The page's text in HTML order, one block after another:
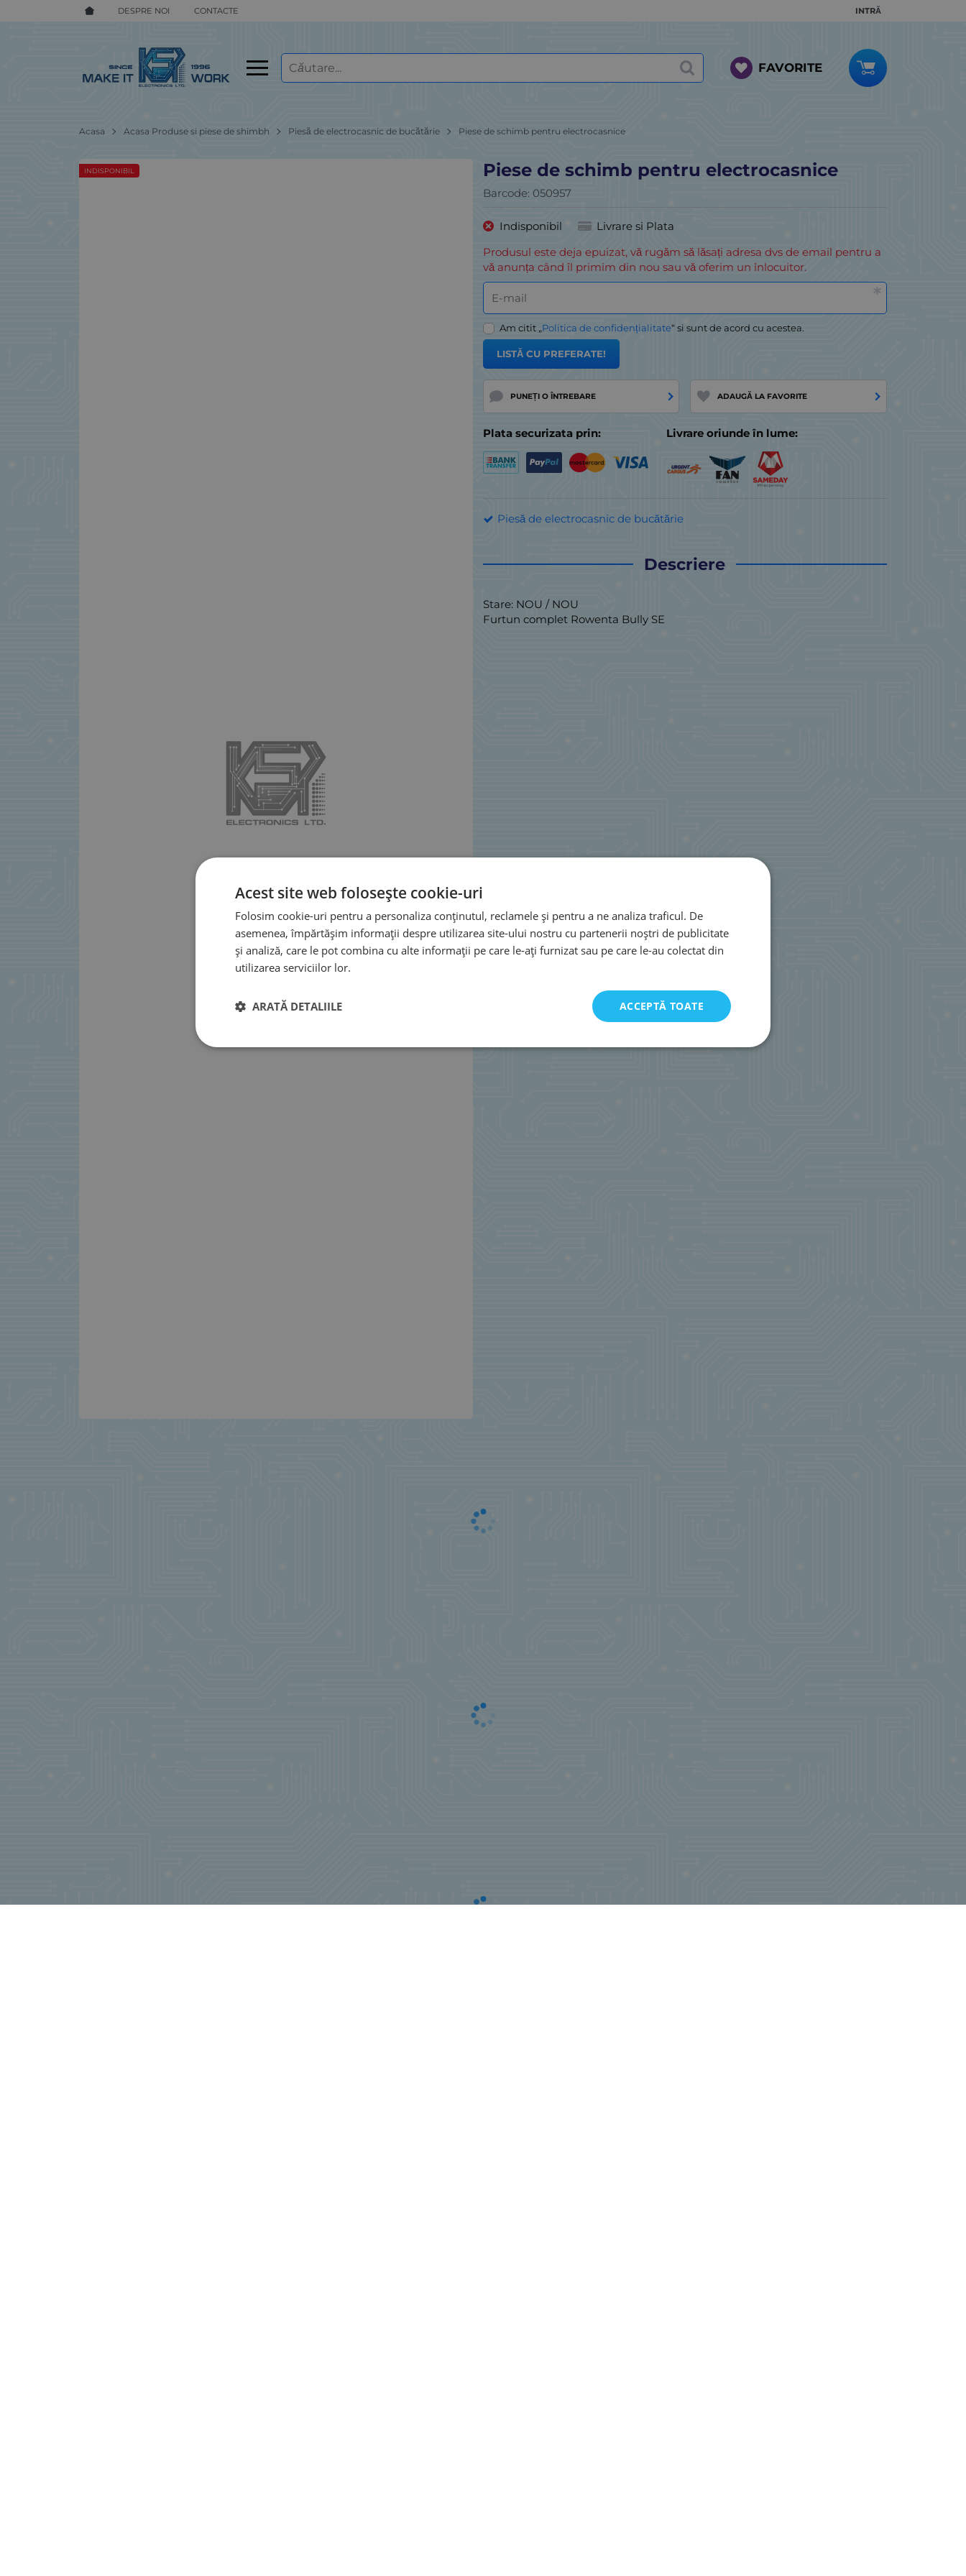
DESPRE NOI CONTACTE INTRĂ
FAVORITE
Acasa Acasa Produse si piese de shimbh Piesă de electrocasnic de bucătărie Piese de schimb pentru electrocasnice
Piese de schimb pentru electrocasnice
Barcode: 050957
INDISPONIBIL
Indisponibil
Livrare si Plata
Produsul este deja epuizat, vă rugăm să lăsați adresa dvs de email pentru a
vă anunța când îl primim din nou sau vă oferim un înlocuitor.
E-mail
Am citit „Politica de confidențialitate“ si sunt de acord cu acestea.
LISTĂ CU PREFERATE!
PUNEȚI O ÎNTREBARE ADAUGĂ LA FAVORITE
Plata securizata prin: Livrare oriunde în lume:
Piesă de electrocasnic de bucătărie
Descriere
Stare: NOU / NOU
Furtun complet Rowenta Bully SE
Acest site web folosește cookie-uri
Folosim cookie-uri pentru a personaliza conținutul, reclamele și pentru a ne analiza traficul. De
asemenea, împărtășim informații despre utilizarea site-ului nostru cu partenerii noștri de publicitate
și analiză, care le pot combina cu alte informații pe care le-ați furnizat sau pe care le-au colectat din
utilizarea serviciilor lor.
ACCEPTĂ TOATE
ARATĂ DETALIILE